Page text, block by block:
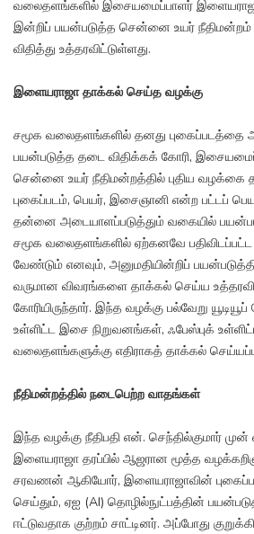
வலைதளங்களில் இசையமைப்பாளர்
இன்றிப் பயன்படுத்த சென்னை உயர்
விதித்து உத்தரவிட்டுள்ளது.
இளையராஜா தாக்கல் செய்த வழக்கு
சமூக வலைதளங்களில் தனது புகைப்படத்தை
பயன்படுத்த தடை விதிக்கக் கோரி,
சென்னை உயர் நீதிமன்றத்தில் புதிய வழக்கை
புகைப்படம், பெயர், இசைஞானி என்ற பட்டப்
தன்னை அடையாளப்படுத்தும் வகையில்
சமூக வலைதளங்களில் ஏற்கனவே
வேண்டும் எனவும், அனுமதியின்றிப்
வருமான விவரங்களை தாக்கல் செய்ய
கோரியிருந்தார். இந்த வழக்கு பல்வேறு
உள்ளிட்ட இசை நிறுவனங்கள், ஃபேஸ்புக்
வலைதளங்களுக்கு எதிராகத் தாக்கல்
நீதிமன்றத்தில் நடைபெற்ற வாதங்கள்
இந்த வழக்கு நீதிபதி என். செந்தில்குமார்
இளையராஜா தரப்பில் ஆஜரான மூத்த
சரவணன் ஆகியோர், இளையராஜாவின்
செய்தும், ஏஐ (AI) தொழில்நுட்பத்தின்
ஈட்டுவதாக குற்றம் சாட்டினர். அப்போது